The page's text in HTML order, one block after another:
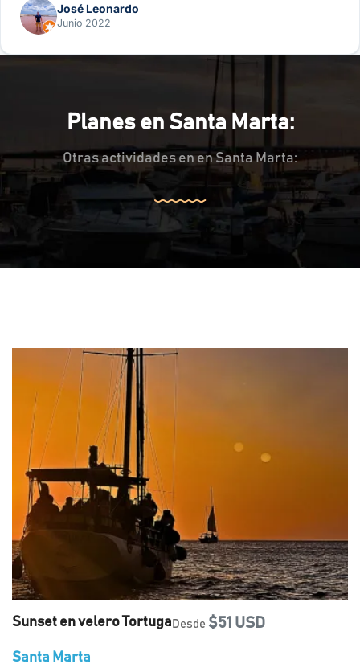
José Leonardo
Junio 2022
Planes en Santa Marta:
Otras actividades en en Santa Marta:
Sunset en velero Tortuga Desde $51 USD
Santa Marta